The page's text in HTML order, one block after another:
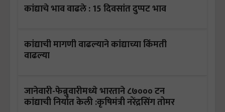
कांद्याचे भाव वाढले : 15 दिवसांत दुप्पट भाव
कांद्याची मागणी वाढल्याने कांद्याच्या किंमती
वाढल्या
जानेवारी-फेब्रुवारीमध्ये भारताने ८७००० टन
कांद्याची निर्यात केली :कृषिमंत्री नरेंद्रसिंग तोमर